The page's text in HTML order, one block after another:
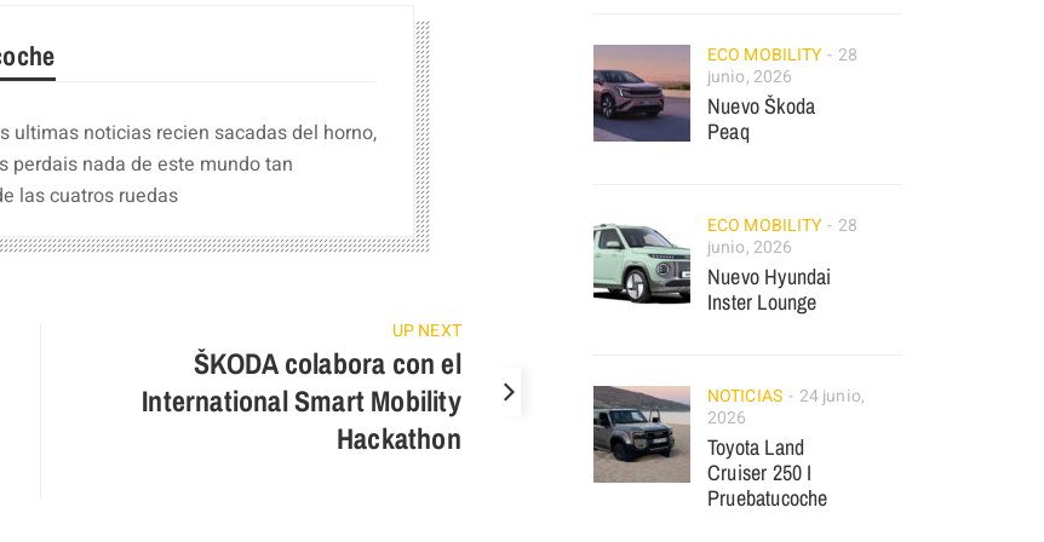
ultimas noticias recien sacadas del horno,
perdais nada de este mundo tan
las cuatros ruedas
UP NEXT
ŠKODA colabora con el
International Smart Mobility
Hackathon
ECO MOBILITY
28
junio, 2026
Nuevo Škoda
Peaq
ECO MOBILITY
28
junio, 2026
Nuevo Hyundai
Inster Lounge
NOTICIAS
24 junio,
2026
Toyota Land
Cruiser 250 I
Pruebatucoche